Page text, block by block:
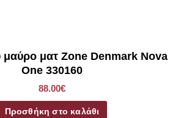
μαύρο ματ Zone Denmark Nova
One 330160
88.00€
Προσθήκη στο καλάθι